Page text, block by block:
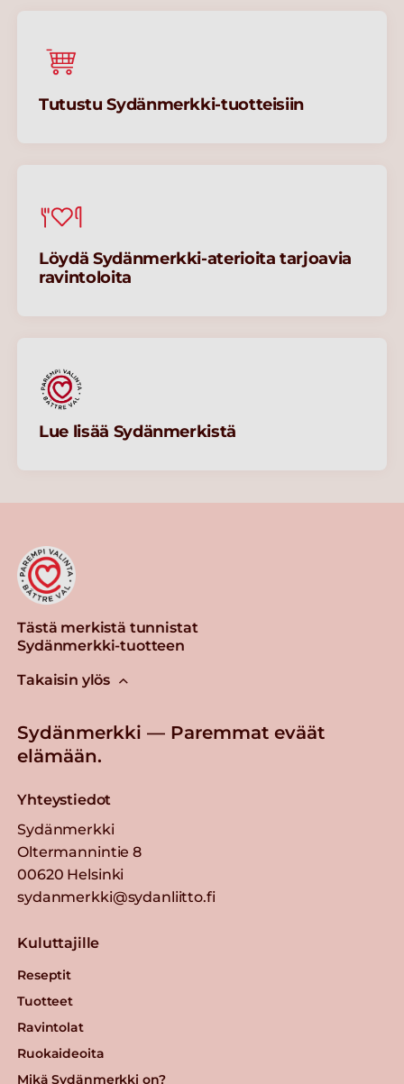
Tutustu Sydänmerkki-tuotteisiin
Löydä Sydänmerkki-aterioita tarjoavia
ravintoloita
Lue lisää Sydänmerkistä
Tästä merkistä tunnistat
Sydänmerkki-tuotteen
Takaisin ylös
Sydänmerkki — Paremmat eväät
elämään.
Yhteystiedot
Sydänmerkki
Oltermannintie 8
00620 Helsinki
sydanmerkki@sydanliitto.fi
Kuluttajille
Reseptit
Tuotteet
Ravintolat
Ruokaideoita
Mikä Sydänmerkki on?